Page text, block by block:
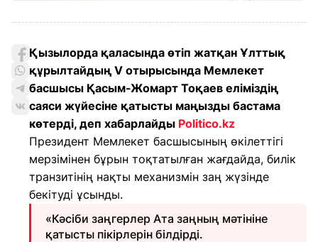
Қызылорда қаласында өтіп жатқан Ұлттық
құрылтайдың V отырысында Мемлекет
басшысы Қасым-Жомарт Тоқаев еліміздің
саяси жүйесіне қатысты маңызды бастама
көтерді, деп хабарлайды Politico.kz
Президент Мемлекет басшысының өкілеттігі
мерзімінен бұрын тоқтатылған жағдайда, билік
транзитінің нақты механизмін заң жүзінде
бекітуді ұсынды.
«Кәсіби заңгерлер Ата заңның мәтініне
қатысты пікірлерін білдірді.